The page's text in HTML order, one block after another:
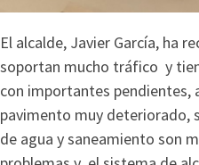
El alcalde, Javier García, ha
soportan mucho tráfico y
con importantes pendientes,
pavimento muy deteriorado,
de agua y saneamiento son